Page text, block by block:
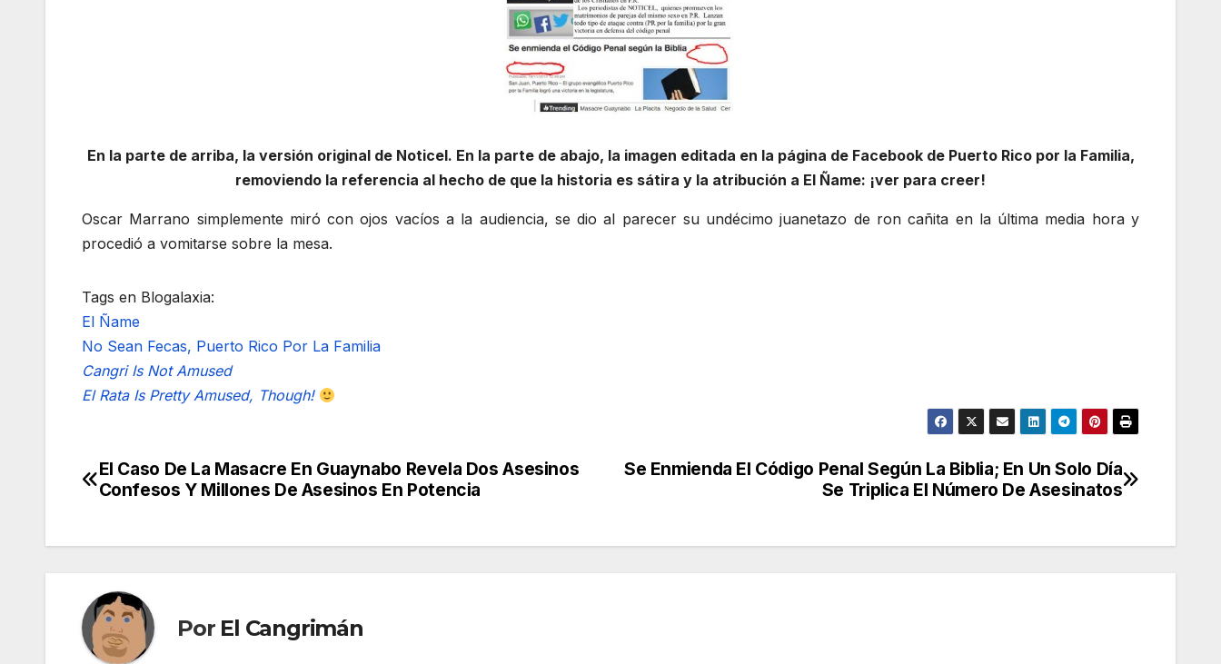
En la parte de arriba, la versión original de Noticel. En la parte de abajo, la imagen editada en la página de Facebook de Puerto Rico por la Familia,
removiendo la referencia al hecho de que la historia es sátira y la atribución a El Ñame: ¡ver para creer!
Oscar Marrano simplemente miró con ojos vacíos a la audiencia, se dio al parecer su undécimo juanetazo de ron cañita en la última media hora y
procedió a vomitarse sobre la mesa.
Tags en Blogalaxia:
El Ñame
No Sean Fecas, Puerto Rico Por La Familia
Cangri Is Not Amused
El Rata Is Pretty Amused, Though!
Navegación
entradas
Se Enmienda El Código Penal Según La Biblia; En Un Solo Día
Se Triplica El Número De Asesinatos
El Caso De La Masacre En Guaynabo Revela Dos Asesinos
Confesos Y Millones De Asesinos En Potencia
Por El Cangrimán